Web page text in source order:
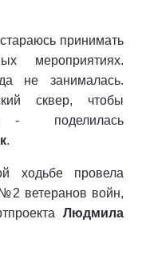
принимать
мероприятиях.
не занималась.
сквер, чтобы
-
поделилась
.
ходьбе провела
№2 ветеранов войн,
Людмила